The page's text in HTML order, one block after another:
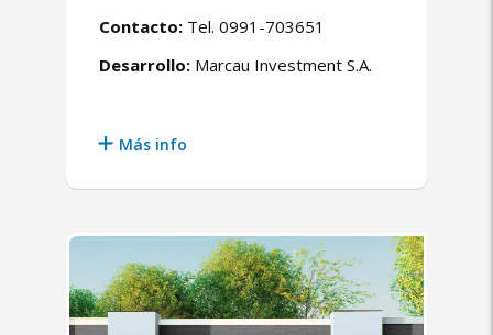
Contacto: Tel. 0991-703651
Desarrollo: Marcau Investment S.A.
Más info